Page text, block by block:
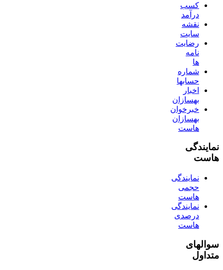
کسب
درآمد
نقشه
سایت
رضایت
نامه
ها
شماره
حسابها
اخبار
بهسازان
خبرخوان
بهسازان
هاست
نمایندگی
هاست
نمایندگی
حجمی
هاست
نمایندگی
درصدی
هاست
سوالهای
متداول